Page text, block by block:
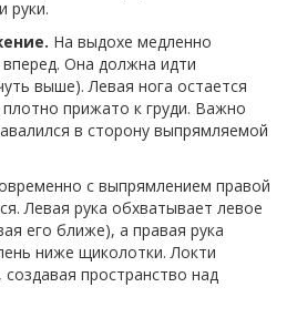
руки.
На выдохе медленно
Она должна идти
выше). Левая нога остается
прижато к груди. Важно
в сторону выпрямляемой
с выпрямлением правой
Левая рука обхватывает левое
его ближе), а правая рука
ниже щиколотки. Локти
пространство над